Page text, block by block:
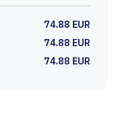
74.88 EUR
74.88 EUR
74.88 EUR